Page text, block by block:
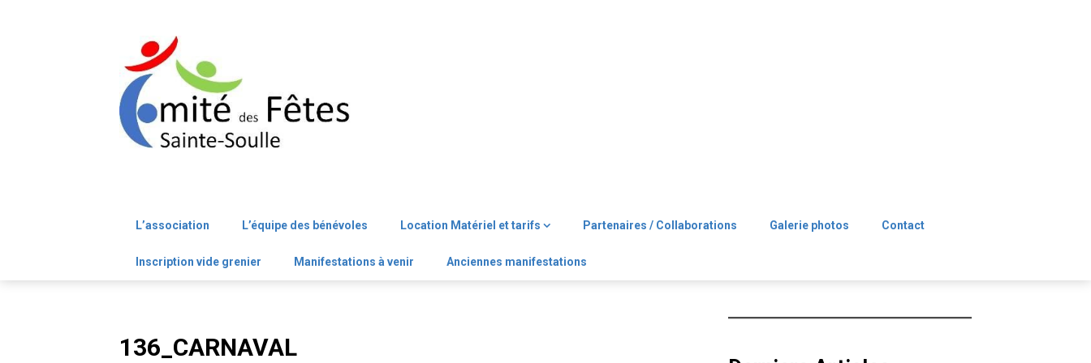
L’association L’équipe des bénévoles Location Matériel et tarifs Partenaires / Collaborations Galerie photos Contact
Inscription vide grenier Manifestations à venir Anciennes manifestations
136_CARNAVAL